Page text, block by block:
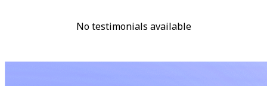
No testimonials available